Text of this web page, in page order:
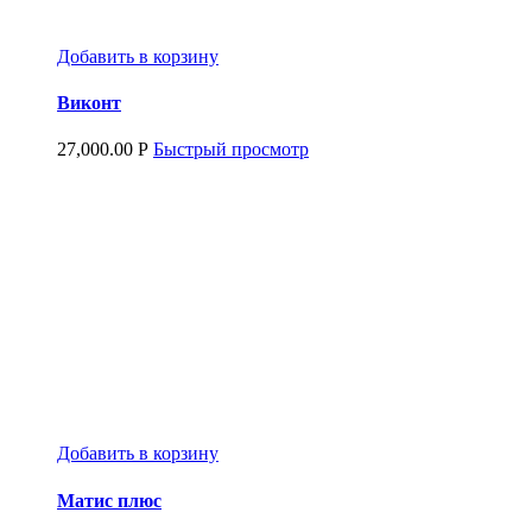
Добавить в корзину
Виконт
27,000.00 Р Быстрый просмотр
Добавить в корзину
Матис плюс